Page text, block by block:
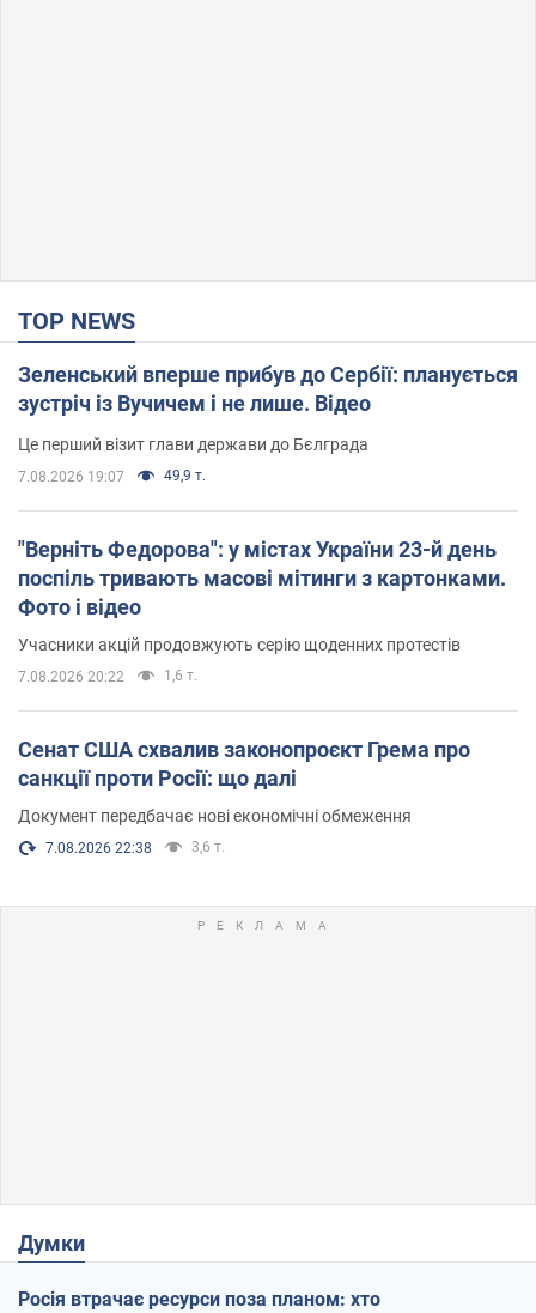
TOP NEWS
Зеленський вперше прибув до Сербії: планується
зустріч із Вучичем і не лише. Відео
Це перший візит глави держави до Бєлграда
7.08.2026 19:07 49,9 т.
"Верніть Федорова": у містах України 23-й день
поспіль тривають масові мітинги з картонками.
Фото і відео
Учасники акцій продовжують серію щоденних протестів
7.08.2026 20:22 1,6 т.
Сенат США схвалив законопроєкт Грема про
санкції проти Росії: що далі
Документ передбачає нові економічні обмеження
7.08.2026 22:38 3,6 т.
Думки
Росія втрачає ресурси поза планом: хто